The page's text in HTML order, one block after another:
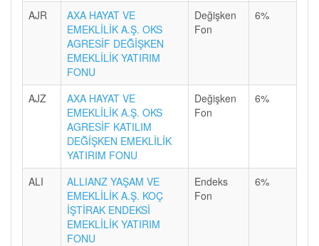
AJR
AXA HAYAT VE
EMEKLİLİK A.Ş. OKS
AGRESİF DEĞİŞKEN
EMEKLİLİK YATIRIM
FONU
Değişken
Fon
6%
AJZ
AXA HAYAT VE
EMEKLİLİK A.Ş. OKS
AGRESİF KATILIM
DEĞİŞKEN EMEKLİLİK
YATIRIM FONU
Değişken
Fon
6%
ALI
ALLIANZ YAŞAM VE
EMEKLİLİK A.Ş. KOÇ
İŞTİRAK ENDEKSİ
EMEKLİLİK YATIRIM
FONU
Endeks
Fon
6%